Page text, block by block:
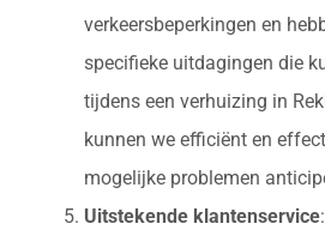
verkeersbeperkingen en
specifieke uitdagingen die
tijdens een verhuizing in
kunnen we efficiënt en
mogelijke problemen
Uitstekende klantenservice